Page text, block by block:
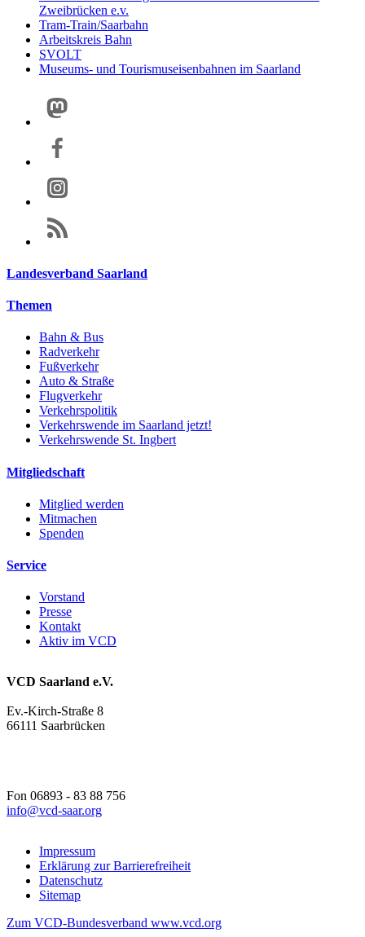
Zweibrücken e.v.
Tram-Train/Saarbahn
Arbeitskreis Bahn
SVOLT
Museums- und Tourismuseisenbahnen im Saarland
Landesverband Saarland
Themen
Bahn & Bus
Radverkehr
Fußverkehr
Auto & Straße
Flugverkehr
Verkehrspolitik
Verkehrswende im Saarland jetzt!
Verkehrswende St. Ingbert
Mitgliedschaft
Mitglied werden
Mitmachen
Spenden
Service
Vorstand
Presse
Kontakt
Aktiv im VCD
VCD Saarland e.V.
Ev.-Kirch-Straße 8
66111 Saarbrücken
Fon 06893 - 83 88 756
info@vcd-saar.org
Impressum
Erklärung zur Barrierefreiheit
Datenschutz
Sitemap
Zum VCD-Bundesverband www.vcd.org